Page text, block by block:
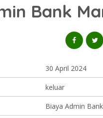
Bank
30 April 2024
keluar
Biaya Admin